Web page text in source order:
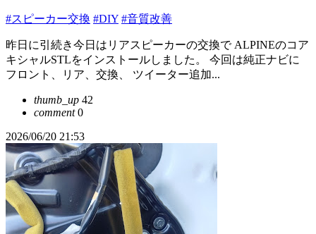
#スピーカー交換 #DIY #音質改善
昨日に引続き今日はリアスピーカーの交換で ALPINEのコア
キシャルSTLをインストールしました。 今回は純正ナビに
フロント、リア、交換、 ツイーター追加...
thumb_up 42
comment0
2026/06/20 21:53